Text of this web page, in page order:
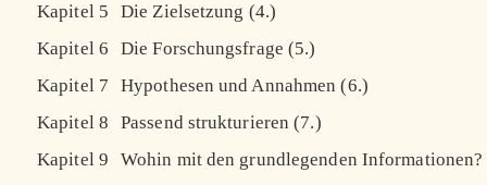
Kapitel 5
Die Zielsetzung (4.)
Kapitel 6
Die Forschungsfrage (5.)
Kapitel 7
Hypothesen und Annahmen (6.)
Kapitel 8
Passend strukturieren (7.)
Kapitel 9
Wohin mit den grundlegenden